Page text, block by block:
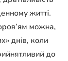
житті.
можна,
днів, коли
до